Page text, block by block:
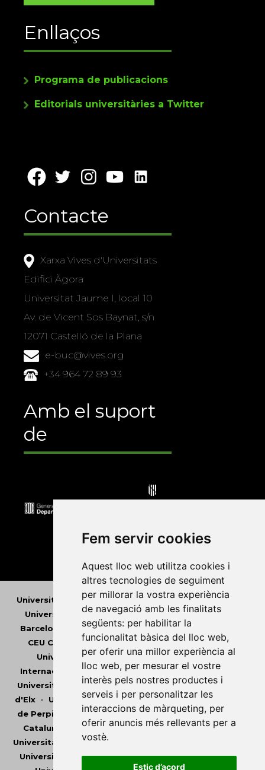
Fem servir cookies
Aquest lloc web utilitza cookies i
altres tecnologies de seguiment
per millorar la vostra experiència
de navegació amb les finalitats
següents: per habilitar la
funcionalitat bàsica del lloc web
per oferir una millor experiència al
lloc web per mesurar el vostre
interès pels nostres productes i
serveis i per personalitzar les
interaccions de màrqueting per
oferir anuncis més rellevants per a
vostè.
Estic d’acord
Enllaços
Programa de publicacions
Editorials universitàries a Twitter
Contacte
Xarxa Vives d'Universitats
Edifici Àgora
Universitat Jaume I, local 10
Av. de Vicent Sos Baynat, s/n
12071 Castelló de la Plana
e-buc@vives.org
+34 964 72 89 93
Amb el suport
de
Universitat Abat Oliba CEU•Universitat d'Alacant
Universitat d'Andorra•Universitat Autònoma de
Universitat de Barcelona•Universitat
CEU Cardenal Herrera•Universitat de Girona •
Universitat de les Illes Balears• Universitat
Internacional de Catalunya•Universitat Jaume I
Universitat de Lleida• Universitat Miguel Hernández
Universitat Oberta de Catalunya•Universitat
de Perpinyà Via Domitia•Universitat Politècnica de
Universitat Politècnica de València
•Universitat de Sàsser